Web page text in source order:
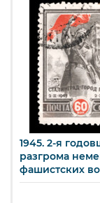
1945. 2-я
разгрома
фашистских